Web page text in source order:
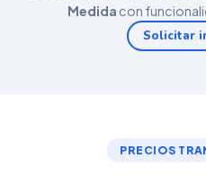
Medida con
Solicitar
PRECIOS